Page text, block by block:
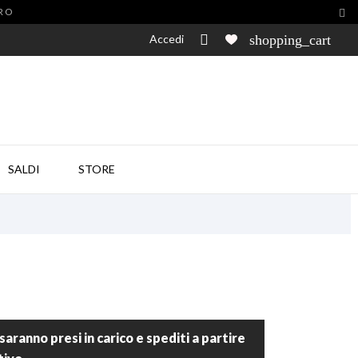

Accedi  shopping_cart
SALDI STORE